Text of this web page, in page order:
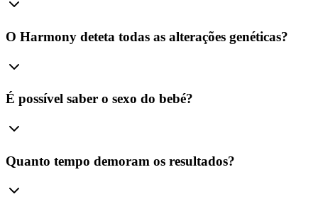
O Harmony deteta todas as alterações genéticas?
É possível saber o sexo do bebé?
Quanto tempo demoram os resultados?